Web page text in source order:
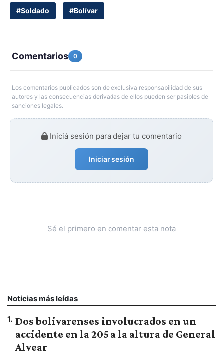
#Soldado #Bolívar
Comentarios 0
Los comentarios publicados son de exclusiva responsabilidad de sus
autores y las consecuencias derivadas de ellos pueden ser pasibles de
sanciones legales.
Iniciá sesión para dejar tu comentario
Iniciar sesión
Sé el primero en comentar esta nota
Noticias más leídas
1. Dos bolivarenses involucrados en un
accidente en la 205 a la altura de General
Alvear